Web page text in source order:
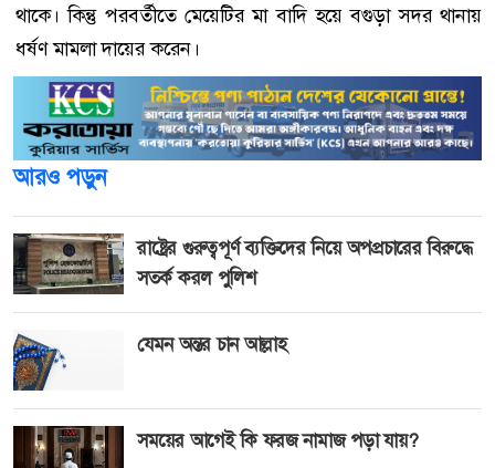
থাকে। কিন্তু পরবর্তীতে মেয়েটির মা বাদি হয়ে বগুড়া সদর থানায়
ধর্ষণ মামলা দায়ের করেন।
আরও পড়ুন
রাষ্ট্রের গুরুত্বপূর্ণ ব্যক্তিদের নিয়ে অপপ্রচারের বিরুদ্ধে
সতর্ক করল পুলিশ
যেমন অন্তর চান আল্লাহ
সময়ের আগেই কি ফরজ নামাজ পড়া যায়?